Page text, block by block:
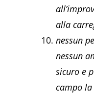
alla
nessun
nessun
sicuro e
campo la